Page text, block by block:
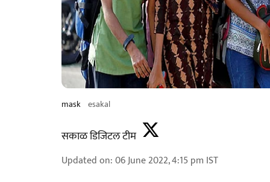
mask esakal
सकाळ डिजिटल टीम
Updated on:06 June 2022, 4:15 pm IST